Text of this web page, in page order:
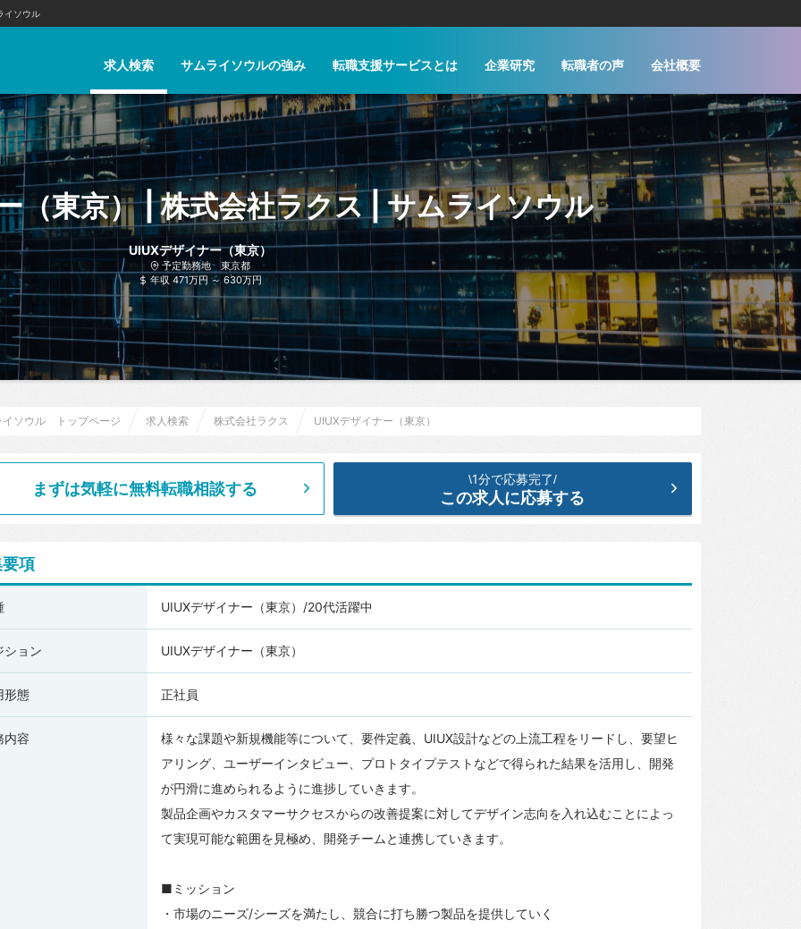
イソウル
求人検索 サムライソウルの強み 転職支援サービスとは 企業研究 転職者の声 会社概要
（東京） | 株式会社ラクス | サムライソウル
UIUXデザイナー（東京）
予定勤務地 東京都
年収 471万円 ～ 630万円
イソウル トップページ 求人検索 株式会社ラクス UIUXデザイナー（東京）
まずは気軽に無料転職相談する
\1分で応募完了/
この求人に応募する
項
UIUXデザイナー（東京）/20代活躍中
ション UIUXデザイナー（東京）
形態 正社員
内容
様々な課題や新規機能等について、要件定義、UIUX設計などの上流工程をリードし、要望ヒ
アリング、ユーザーインタビュー、プロトタイプテストなどで得られた結果を活用し、開発
が円滑に進められるように進捗していきます。
製品企画やカスタマーサクセスからの改善提案に対してデザイン志向を入れ込むことによっ
て実現可能な範囲を見極め、開発チームと連携していきます。
■ミッション
・市場のニーズ/シーズを満たし、競合に打ち勝つ製品を提供していく